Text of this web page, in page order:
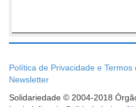
Política de Privacidade e Termos
Newsletter
Solidariedade © 2004-2018